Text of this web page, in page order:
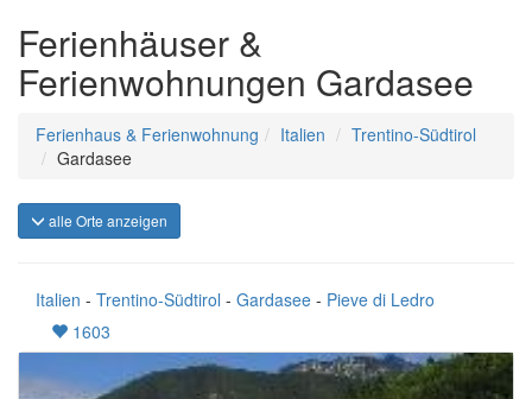
Ferienhäuser &
Ferienwohnungen Gardasee
Ferienhaus & Ferienwohnung Italien
Trentino-Südtirol
Gardasee
alle Orte anzeigen
Italien - Trentino-Südtirol - Gardasee - Pieve di Ledro
1603